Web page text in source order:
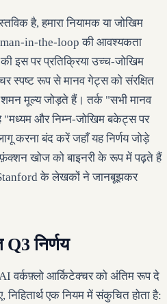
है, हमारा नियामक या जोखिम
in-the-loop की आवश्यकता
इस पर प्रतिक्रिया उच्च-जोखिम
स्पष्ट रूप से मानव गेट्स को संरक्षित
मूल्य जोड़ते हैं। तर्क "सभी मानव
"मध्यम और निम्न-जोखिम बकेट्स पर
करना बंद करें जहाँ यह निर्णय जोड़े
खोज को बाइनरी के रूप में पढ़ते हैं
Stanford के लेखकों ने जानबूझकर
निर्णय
वर्कफ़्लो आर्किटेक्चर को अंतिम रूप दे
एक नियम में संकुचित होता है: